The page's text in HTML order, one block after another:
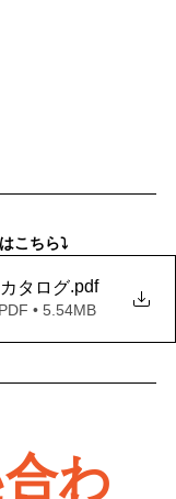
こちら⤵
タログ.pdf
• 5.54MB
わ